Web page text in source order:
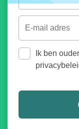
Ik ben